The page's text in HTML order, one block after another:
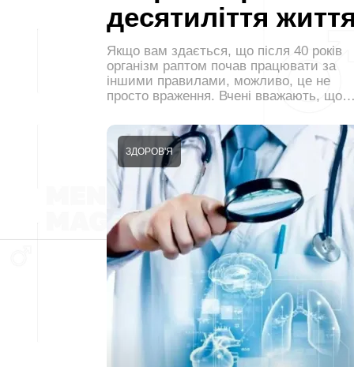
десятиліття
Якщо вам здається, що після 40 років
організм раптом почав працювати за
іншими правилами, можливо, це не
просто враження. Вчені вважають,
ЗДОРОВ'Я